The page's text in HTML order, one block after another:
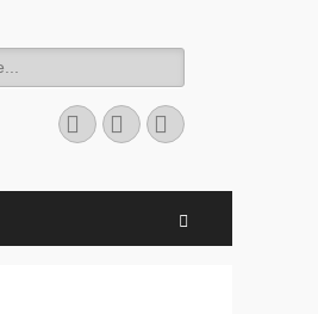
Facebook
E-
Mail
Instagram